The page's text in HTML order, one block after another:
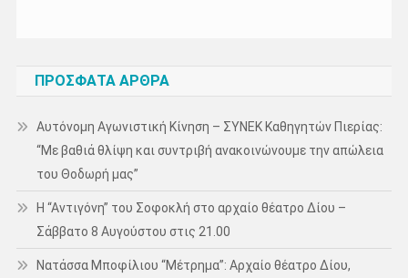
ΠΡΌΣΦΑΤΑ ΆΡΘΡΑ
Αυτόνομη Αγωνιστική Κίνηση – ΣΥΝΕΚ Καθηγητών Πιερίας:
“Με βαθιά θλίψη και συντριβή ανακοινώνουμε την απώλεια
του Θοδωρή μας”
Η “Αντιγόνη” του Σοφοκλή στο αρχαίο θέατρο Δίου –
Σάββατο 8 Αυγούστου στις 21.00
Νατάσσα Μποφίλιου “Μέτρημα”: Αρχαίο θέατρο Δίου,